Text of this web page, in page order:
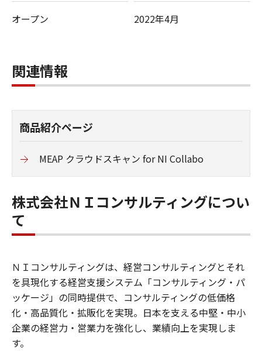
オープン 2022年4月
関連情報
商品紹介ページ
MEAP クラウドスキャン for NI Collabo
株式会社ＮＩコンサルティングについ
て
ＮＩコンサルティングは、経営コンサルティングとそれ
を具現化する経営支援システム「コンサルティング・パ
ッケージ」の同時提供で、コンサルティングの低価格
化・高品質化・拡販化を実現。日本を支える中堅・中小
企業の経営力・営業力を強化し、業績向上を実現しま
す。